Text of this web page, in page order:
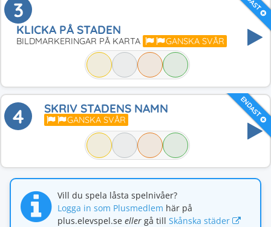
3
KLICKA PÅ STADEN
BILDMARKERINGAR PÅ KARTA GANSKA SVÅR
ENDAST
4 SKRIV STADENS NAMN
GANSKA SVÅR
Vill du spela låsta spelnivåer?
Logga in som Plusmedlem här på
plus.elevspel.se eller gå till Skånska städer